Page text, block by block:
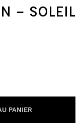
– SOLEIL
PANIER